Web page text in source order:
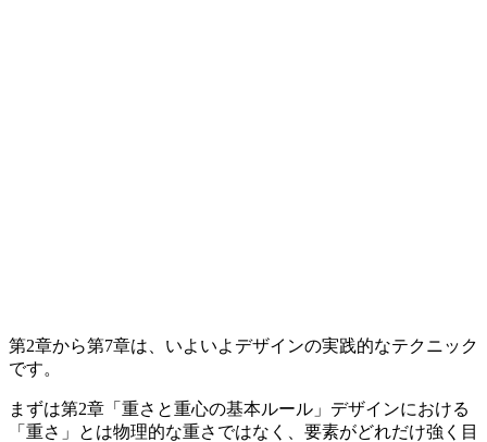
第2章から第7章は、いよいよデザインの実践的なテクニック
です。
まずは第2章「重さと重心の基本ルール」デザインにおける
「重さ」とは物理的な重さではなく、要素がどれだけ強く目